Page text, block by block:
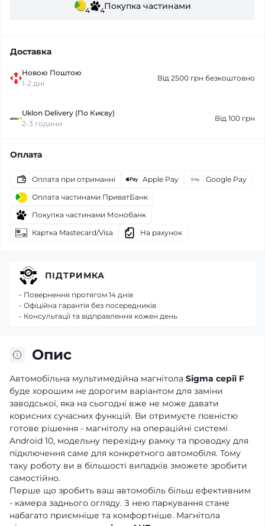
4 4Покупка частинами
Доставка
Новою Поштою
1-2 дні
Від 2500 грн безкоштовно
Uklon Delivery (По Києву)
2-3 години
Від 100 грн
Оплата
Оплата при отриманні Apple Pay
Google Pay
Оплата частинами ПриватБанк
Покупка частинами Монобанк
Картка Mastecard/Visa
На рахунок
Опис
Автомобільна мультимедійна магнітола Sigma серії F
буде хорошим не дорогим варіантом для заміни
заводської, яка на сьогодні вже не може давати
корисних сучасних функцій. Ви отримуєте повністю
готове рішення - магнітолу на операційні системі
Android 10, модельну перехідну рамку та проводку для
підключення саме для конкретного автомобіля. Тому
таку роботу ви в більшості випадків зможете зробити
самостійно.
Перше що зробить ваш автомобіль більш ефективним
- камера заднього огляду. З нею паркування стане
набагато приємніше та комфортніше. Магнітола
ПІДТРИМКА
- Повернення протягом 14 днів
- Офіційна гарантія без посередників
- Консультації та відправлення кожен день